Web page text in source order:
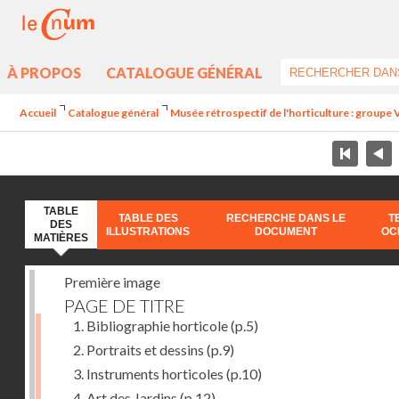
À PROPOS CATALOGUE GÉNÉRAL
Accueil Catalogue général Musée rétrospectif de l'horticulture : groupe
TABLE
DES
MATIÈRES
TABLE DES
ILLUSTRATIONS
RECHERCHE DANS LE
DOCUMENT
Première image
PAGE DE TITRE
1. Bibliographie horticole(p.5)
2. Portraits et dessins (p.9)
3. Instruments horticoles (p.10)